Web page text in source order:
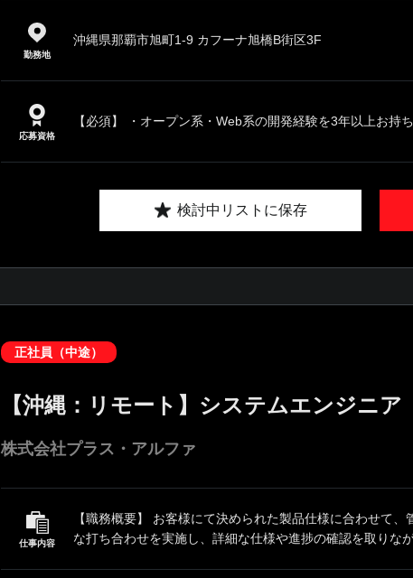
勤務地
沖縄県那覇市旭町1-9 カフーナ旭橋B街区3F
応募資格
【必須】 ・オープン系・Web系の開発経験を3年以上お持
検討中リストに保存
正社員（中途）
【沖縄：リモート】システムエンジニア
株式会社プラス・アルファ
仕事内容
【職務概要】 お客様にて決められた製品仕様に合わせて
な打ち合わせを実施し、詳細な仕様や進捗の確認を取りな